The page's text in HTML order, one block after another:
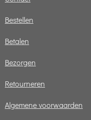
Bestellen
Betalen
Bezorgen
Retourneren
Algemene voorwaarden